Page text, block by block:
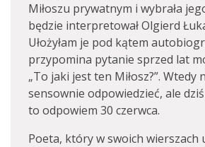
Miłoszu prywatnym i wybrała
będzie interpretował Olgierd
Ułożyłam je pod kątem
przypomina pytanie sprzed lat
„To jaki jest ten Miłosz?”. Wtedy
sensownie odpowiedzieć, ale
to odpowiem 30 czerwca.
Poeta, który w swoich wierszach